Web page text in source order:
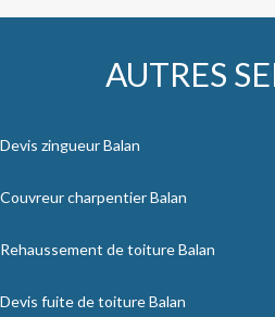
AUTRES
Devis zingueur Balan
Couvreur charpentier Balan
Rehaussement de toiture Balan
Devis fuite de toiture Balan